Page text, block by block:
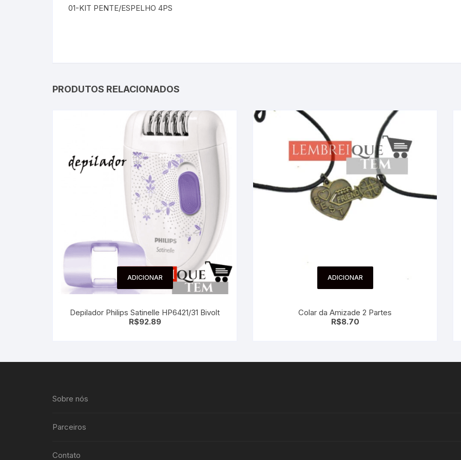
01-KIT PENTE/ESPELHO 4PS
PRODUTOS RELACIONADOS
ADICIONAR
Depilador Philips Satinelle HP6421/31 Bivolt
R$92.89
ADICIONAR
Colar da Amizade 2 Partes
R$8.70
Sobre nós
Parceiros
Contato